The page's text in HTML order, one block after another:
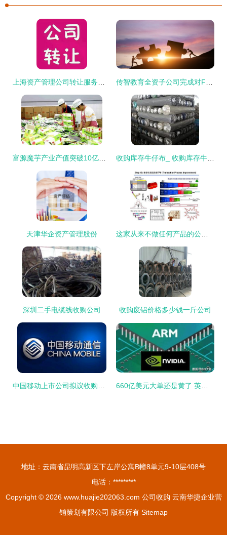
天津华企资产管理股份
深圳二手电缆线收购公司 收购废铝价格多少钱一斤公司
地址：云南省昆明高新区下左岸公寓B幢8单元9-10层408号
电话：*********
Copyright © 2026 www.huajie202063.com 公司收购 云南华捷企业营
销策划有限公司 版权所有 Sitemap